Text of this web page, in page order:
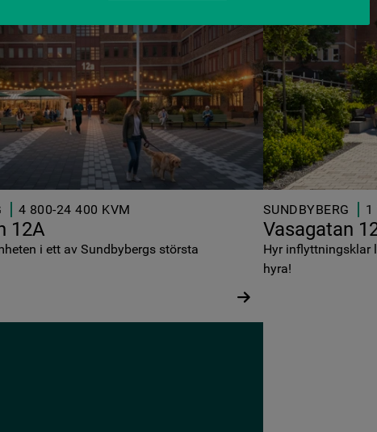
4 800-24 400 KVM
12A
i ett av Sundbybergs största
SUNDBYBERG 1
Vasagatan
Hyr inflyttningsklar
hyra!